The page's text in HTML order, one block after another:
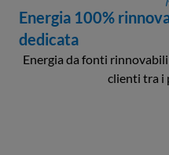
Energia 100%
dedicata
Energia da fonti
clienti tra i